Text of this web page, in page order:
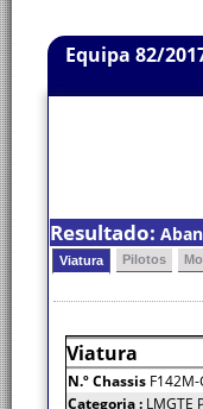
Equipa 82/
Resultado:
Viatura Pilotos
Viatura
N.º Chassis
Categoria : LMGTE